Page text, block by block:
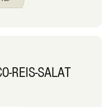
REIS-SALAT